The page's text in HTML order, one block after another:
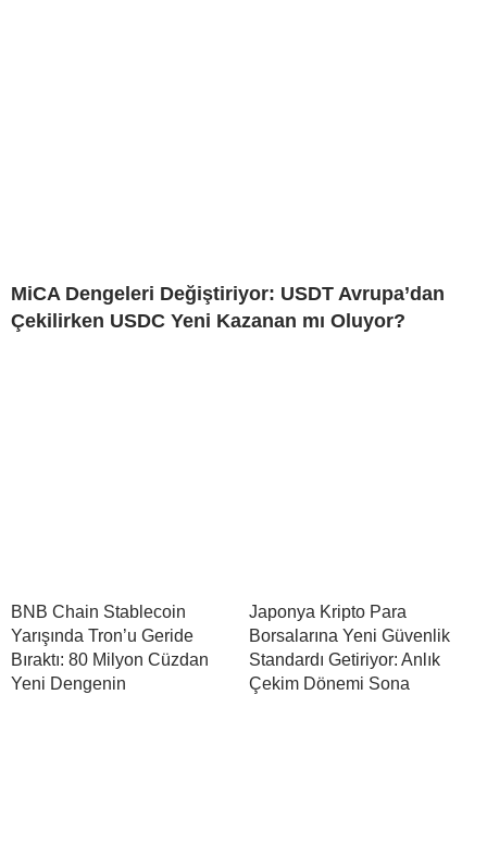
MiCA Dengeleri Değiştiriyor: USDT Avrupa’dan
Çekilirken USDC Yeni Kazanan mı Oluyor?
BNB Chain Stablecoin
Yarışında Tron’u Geride
Bıraktı: 80 Milyon Cüzdan
Yeni Dengenin
Japonya Kripto Para
Borsalarına Yeni Güvenlik
Standardı Getiriyor: Anlık
Çekim Dönemi Sona